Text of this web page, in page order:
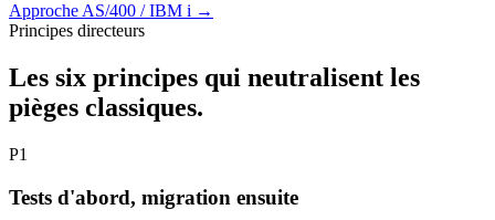
Approche AS/400 / IBM i →
Principes directeurs
Les six principes qui neutralisent les
pièges classiques.
P1
Tests d'abord, migration ensuite